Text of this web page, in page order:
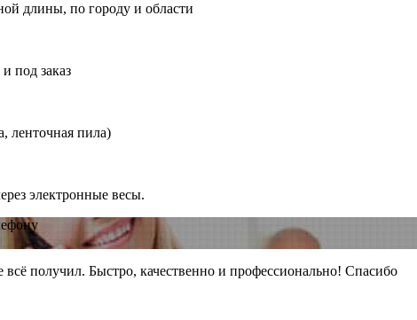
длины, по городу и области
под заказ
ленточная пила)
электронные весы.
всё получил. Быстро, качественно и профессионально! Спасибо